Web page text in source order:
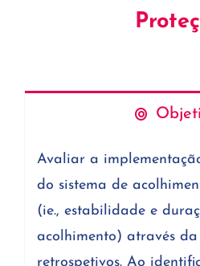
Avaliar a
do sistema de
(ie., estabilidade e
acolhimento) através
retrospetivos. Ao